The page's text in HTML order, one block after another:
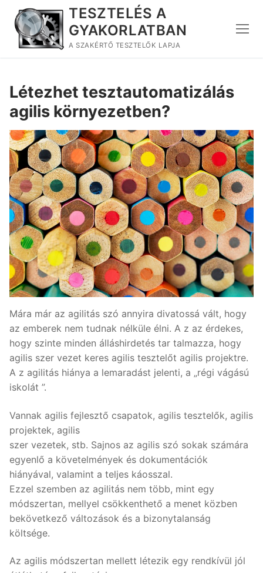
Ugrás
tartalomra
TESZTELÉS A
GYAKORLATBAN
A SZAKÉRTŐ TESZTELŐK LAPJA
Létezhet tesztautomatizálás
agilis környezetben?
Mára már az agilitás szó annyira divatossá vált, hogy
az emberek nem tudnak nélküle élni. A z az érdekes,
hogy szinte minden álláshirdetés tar talmazza, hogy
agilis szer vezet keres agilis tesztelőt agilis projektre.
A z agilitás hiánya a lemaradást jelenti, a „régi vágású
iskolát ”.
Vannak agilis fejlesztő csapatok, agilis tesztelők, agilis
projektek, agilis
szer vezetek, stb. Sajnos az agilis szó sokak számára
egyenlő a követelmények és dokumentációk
hiányával, valamint a teljes káosszal.
Ezzel szemben az agilitás nem több, mint egy
módszertan, mellyel csökkenthető a menet közben
bekövetkező változások és a bizonytalanság
költsége.
Az agilis módszertan mellett létezik egy rendkívül jól